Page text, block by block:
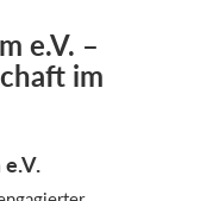
e.V. –
im